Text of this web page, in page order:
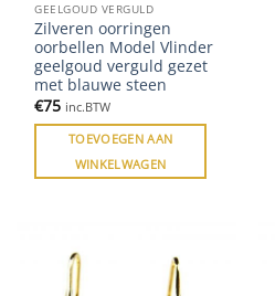
GEELGOUD VERGULD
Zilveren oorringen
oorbellen Model Vlinder
geelgoud verguld gezet
met blauwe steen
€75 inc.BTW
TOEVOEGEN AAN
WINKELWAGEN